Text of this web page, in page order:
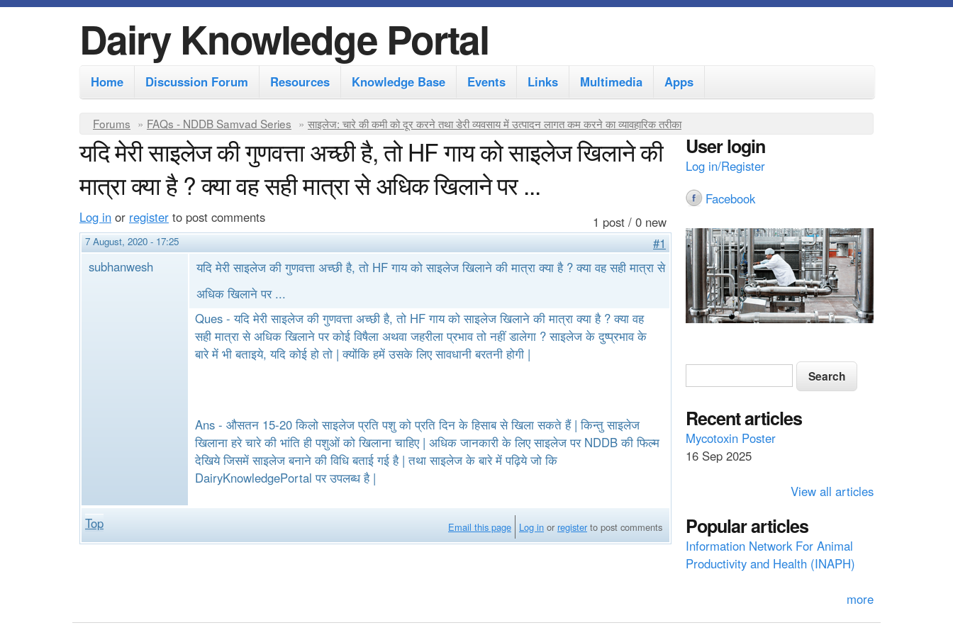
k
p
o
m
a
n
c
o
t
e
Dairy Knowledge Portal
M
a
n
m
e
n
u
Home Discussion Forum Resources Knowledge Base Events Links Multimedia Apps
Y
o
u
a
r
e
h
e
Forums » FAQs - NDDB Samvad Series » साइलेज: चारे की कमी को दूर करने तथा डेरी व्यवसाय में उत्पादन लागत कम करने का व्यावहारिक तरीका
यदि मेरी साइलेज की गुणवत्ता अच्छी है, तो HF गाय को साइलेज खिलाने की
मात्रा क्या है ? क्या वह सही मात्रा से अधिक खिलाने पर ...
1 post / 0 new
Log in or register to post comments
7 August, 2020 - 17:25
#1
subhanwesh
यदि मेरी साइलेज की गुणवत्ता अच्छी है, तो HF गाय को साइलेज खिलाने की मात्रा क्या है ? क्या वह सही मात्रा से
अधिक खिलाने पर ...
Ques - यदि मेरी साइलेज की गुणवत्ता अच्छी है, तो HF गाय को साइलेज खिलाने की मात्रा क्या है ? क्या वह
सही मात्रा से अधिक खिलाने पर कोई विषैला अथवा जहरीला प्रभाव तो नहीं डालेगा ? साइलेज के दुष्प्रभाव के
बारे में भी बताइये, यदि कोई हो तो | क्योंकि हमें उसके लिए सावधानी बरतनी होगी |
Ans - औसतन 15-20 किलो साइलेज प्रति पशु को प्रति दिन के हिसाब से खिला सकते हैं | किन्तु साइलेज
खिलाना हरे चारे की भांति ही पशुओं को खिलाना चाहिए | अधिक जानकारी के लिए साइलेज पर NDDB की फिल्म
देखिये जिसमें साइलेज बनाने की विधि बताई गई है | तथा साइलेज के बारे में पढ़िये जो कि
DairyKnowledgePortal पर उपलब्ध है |
Top Email this page Log in or registerto post comments
User login
Log in/Register
Facebook
S
e
a
r
c
o
r
m
S
e
r
c
h
Recent articles
Mycotoxin Poster
16 Sep 2025
View all articles
Popular articles
Information Network For Animal
Productivity and Health (INAPH)
more